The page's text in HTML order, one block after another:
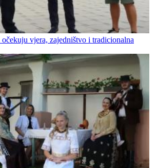
vjera, zajedništvo i tradicionalna